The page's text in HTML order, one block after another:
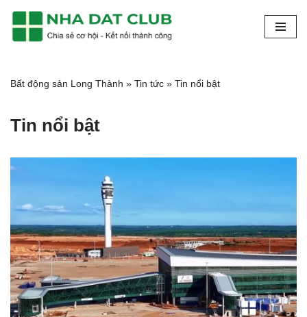
Chuyển
nội
Bất động sản Long Thành » Tin tức » Tin nổi bật
Tin nổi bật